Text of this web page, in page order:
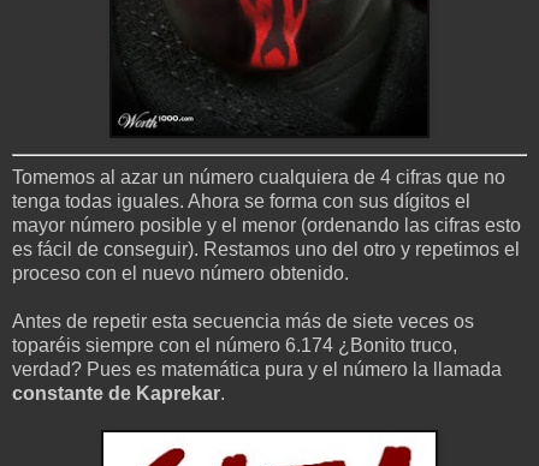
Tomemos al azar un número cualquiera de 4 cifras que no
tenga todas iguales. Ahora se forma con sus dígitos el
mayor número posible y el menor (ordenando las cifras esto
es fácil de conseguir). Restamos uno del otro y repetimos el
proceso con el nuevo número obtenido.
Antes de repetir esta secuencia más de siete veces os
toparéis siempre con el número 6.174 ¿Bonito truco,
verdad? Pues es matemática pura y el número la llamada
constante de Kaprekar.